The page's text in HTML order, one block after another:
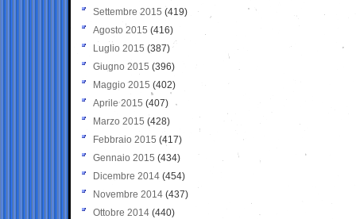
Settembre 2015 (419)
Agosto 2015 (416)
Luglio 2015 (387)
Giugno 2015 (396)
Maggio 2015 (402)
Aprile 2015 (407)
Marzo 2015 (428)
Febbraio 2015 (417)
Gennaio 2015 (434)
Dicembre 2014 (454)
Novembre 2014 (437)
Ottobre 2014 (440)